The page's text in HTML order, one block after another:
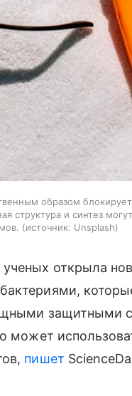
образом
структура и синтез
источник: Unsplash
открыла
защитными
может
пишет